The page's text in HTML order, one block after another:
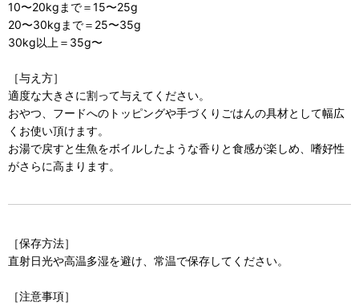
10〜20kgまで＝15〜25g
20〜30kgまで＝25〜35g
30kg以上＝35g〜
［与え方］
適度な大きさに割って与えてください。
おやつ、フードへのトッピングや手づくりごはんの具材として幅広
くお使い頂けます。
お湯で戻すと生魚をボイルしたような香りと食感が楽しめ、嗜好性
がさらに高まります。
［保存方法］
直射日光や高温多湿を避け、常温で保存してください。
［注意事項］